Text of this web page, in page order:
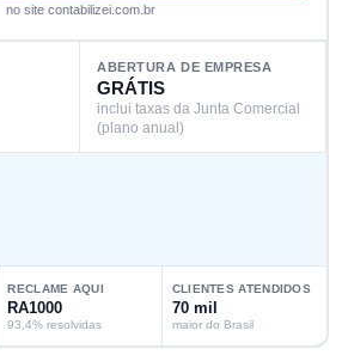
no site contabilizei.com.br
ABERTURA DE EMPRESA
GRÁTIS
inclui taxas da Junta Comercial
(plano anual)
RECLAME AQUI
RA1000
93,4% resolvidas
CLIENTES ATENDIDOS
70 mil
maior do Brasil